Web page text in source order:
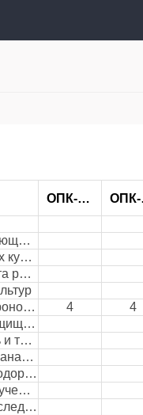
ОПК-1.1
Биологическое и ресурсосберегающее земледелие
Биометрия сельскохозяйственных культур
Биопрепараты и регуляторы роста растений
Инновационные технологии в агрономии
4
4
Инновационные технологии в защищенном грунте
Интеллектуальная собственность и технологические инновации
Математическое моделирование анализ данных в агрономии
Методика оценки показателей плодородия почвы
Методика профессионального обучения
Методика экспериментальных исследований в агрономии